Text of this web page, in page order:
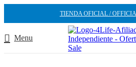
TIENDA OFICIAL /
Menu